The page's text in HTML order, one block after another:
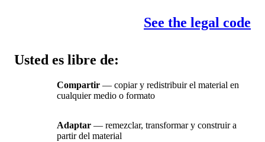
See the legal code
Usted es libre de:
Compartir — copiar y redistribuir el material en
cualquier medio o formato
Adaptar — remezclar, transformar y construir a
partir del material